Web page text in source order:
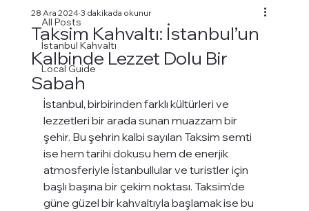
All Posts
İstanbul Kahvaltı
Local Guide
Taksim Kahvaltı: İstanbul’un
Kalbinde Lezzet Dolu Bir
Sabah
28 Ara 2024 3 dakikada okunur
İstanbul, birbirinden farklı kültürleri ve
lezzetleri bir arada sunan muazzam bir
şehir. Bu şehrin kalbi sayılan Taksim semti
ise hem tarihi dokusu hem de enerjik
atmosferiyle İstanbullular ve turistler için
başlı başına bir çekim noktası. Taksim’de
güne güzel bir kahvaltıyla başlamak ise bu